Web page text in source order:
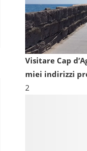
Visitare Cap
miei indirizzi
2